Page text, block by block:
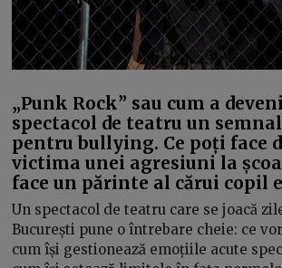
„Punk Rock” sau cum a
spectacol de teatru un
pentru bullying. Ce poți face
victima unei agresiuni la
face un părinte al cărui copil
Un spectacol de teatru care se joacă
București pune o întrebare cheie: ce
cum își gestionează emoțiile acute